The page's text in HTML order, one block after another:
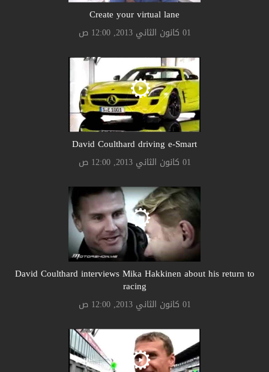
Create your virtual lane
01 كانون الثاني 2013, 12:00 ص
David Coulthard driving e-Smart
01 كانون الثاني 2013, 12:00 ص
David Coulthard interviews Mika Hakkinen about his return to
racing
01 كانون الثاني 2013, 12:00 ص